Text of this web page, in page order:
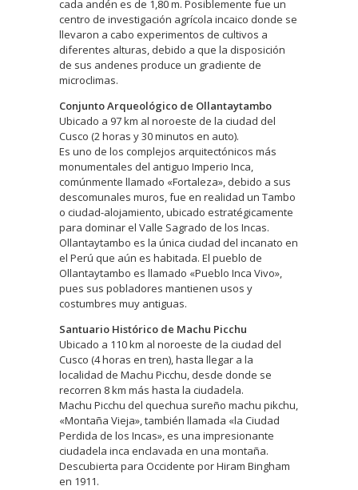
cada andén es de 1,80 m. Posiblemente fue un
centro de investigación agrícola incaico donde se
llevaron a cabo experimentos de cultivos a
diferentes alturas, debido a que la disposición
de sus andenes produce un gradiente de
microclimas.
Conjunto Arqueológico de Ollantaytambo
Ubicado a 97 km al noroeste de la ciudad del
Cusco (2 horas y 30 minutos en auto).
Es uno de los complejos arquitectónicos más
monumentales del antiguo Imperio Inca,
comúnmente llamado «Fortaleza», debido a sus
descomunales muros, fue en realidad un Tambo
o ciudad-alojamiento, ubicado estratégicamente
para dominar el Valle Sagrado de los Incas.
Ollantaytambo es la única ciudad del incanato en
el Perú que aún es habitada. El pueblo de
Ollantaytambo es llamado «Pueblo Inca Vivo»,
pues sus pobladores mantienen usos y
costumbres muy antiguas.
Santuario Histórico de Machu Picchu
Ubicado a 110 km al noroeste de la ciudad del
Cusco (4 horas en tren), hasta llegar a la
localidad de Machu Picchu, desde donde se
recorren 8 km más hasta la ciudadela.
Machu Picchu del quechua sureño machu pikchu,
«Montaña Vieja», también llamada «la Ciudad
Perdida de los Incas», es una impresionante
ciudadela inca enclavada en una montaña.
Descubierta para Occidente por Hiram Bingham
en 1911.